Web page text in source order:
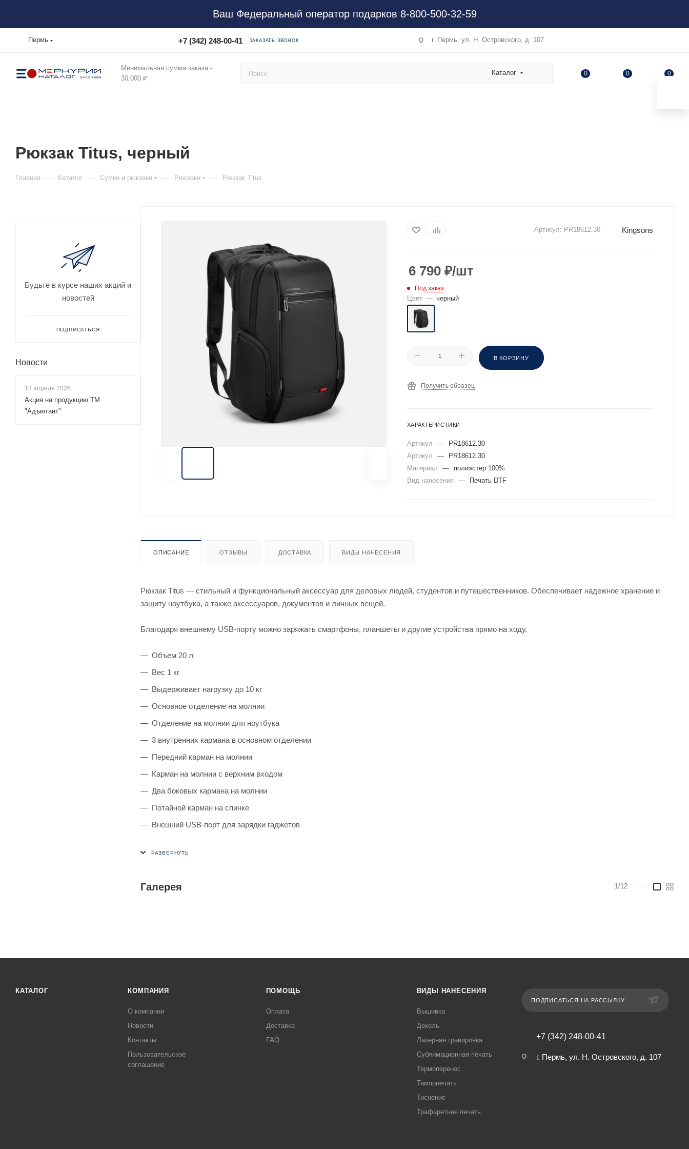
Ваш Федеральный оператор подарков 8-800-500-32-59
Пермь +7 (342) 248-00-41 ЗАКАЗАТЬ ЗВОНОК г. Пермь, ул. Н. Островского, д. 107
Минимальная сумма заказа -
30.000 ₽
Каталог 0 0 0
Рюкзак Titus, черный
Главная — Каталог — Сумки и рюкзаки — Рюкзаки — Рюкзак Titus
Артикул: PR18612.30 Kingsons
6 790 ₽/шт
Под заказ
Цвет — черный
В КОРЗИНУ
Получить образец
ХАРАКТЕРИСТИКИ
Артикул —
PR18612.30
Артикул
—
PR18612.30
Материал
—
полиэстер 100%
Вид нанесения
— Печать DTF
ОПИСАНИЕ ОТЗЫВЫ ДОСТАВКА ВИДЫ НАНЕСЕНИЯ
Рюкзак Titus — стильный и функциональный аксессуар для деловых людей, студентов и путешественников. Обеспечивает надежное хранение и
защиту ноутбука, а также аксессуаров, документов и личных вещей.
Благодаря внешнему USB-порту можно заряжать смартфоны, планшеты и другие устройства прямо на ходу.
Объем 20 л
Вес 1 кг
Выдерживает нагрузку до 10 кг
Основное отделение на молнии
Отделение на молнии для ноутбука
3 внутренних кармана в основном отделении
Передний карман на молнии
Карман на молнии с верхним входом
Два боковых кармана на молнии
Потайной карман на спинке
Внешний USB-порт для зарядки гаджетов
Галерея 1/12
Будьте в курсе наших акций и
новостей
ПОДПИСАТЬСЯ
Новости
13 апреля 2026
Акция на продукцию ТМ
"Адъютант"
КАТАЛОГ КОМПАНИЯ
О компании
Новости
Контакты
Пользовательское
соглашение
ПОМОЩЬ
Оплата
Доставка
FAQ
ВИДЫ НАНЕСЕНИЯ
Вышивка
Деколь
Лазерная гравировка
Сублимационная печать
Термоперенос
Тампопечать
Тиснение
Трафаретная печать
ПОДПИСАТЬСЯ НА РАССЫЛКУ
+7 (342) 248-00-41
г. Пермь, ул. Н. Островского, д. 107